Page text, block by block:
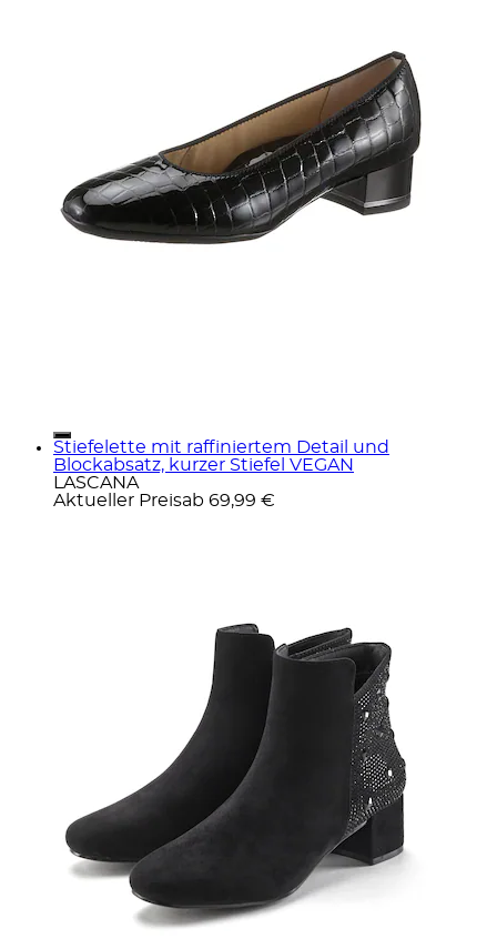
Stiefelette mit raffiniertem Detail und
Blockabsatz, kurzer Stiefel VEGAN
LASCANA
Aktueller Preisab 69,99 €